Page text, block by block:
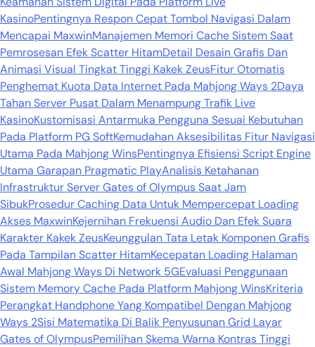
KasinoPentingnya Respon Cepat Tombol Navigasi Dalam
Mencapai MaxwinManajemen Memori Cache Sistem Saat
Pemrosesan Efek Scatter HitamDetail Desain Grafis Dan
Animasi Visual Tingkat Tinggi Kakek ZeusFitur Otomatis
Penghemat Kuota Data Internet Pada Mahjong Ways 2Daya
Tahan Server Pusat Dalam Menampung Trafik Live
KasinoKustomisasi Antarmuka Pengguna Sesuai Kebutuhan
Pada Platform PG SoftKemudahan Aksesibilitas Fitur Navigasi
Utama Pada Mahjong WinsPentingnya Efisiensi Script Engine
Utama Garapan Pragmatic PlayAnalisis Ketahanan
Infrastruktur Server Gates of Olympus Saat Jam
SibukProsedur Caching Data Untuk Mempercepat Loading
Akses MaxwinKejernihan Frekuensi Audio Dan Efek Suara
Karakter Kakek ZeusKeunggulan Tata Letak Komponen Grafis
Pada Tampilan Scatter HitamKecepatan Loading Halaman
Awal Mahjong Ways Di Network 5GEvaluasi Penggunaan
Sistem Memory Cache Pada Platform Mahjong WinsKriteria
Perangkat Handphone Yang Kompatibel Dengan Mahjong
Ways 2Sisi Matematika Di Balik Penyusunan Grid Layar
Gates of OlympusPemilihan Skema Warna Kontras Tinggi